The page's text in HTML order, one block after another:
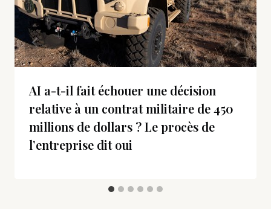
AI a-t-il fait échouer une décision
relative à un contrat militaire de 450
millions de dollars ? Le procès de
l’entreprise dit oui